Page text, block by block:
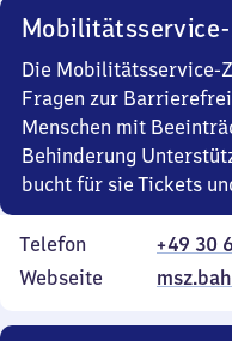
Die Mobilitätsservice-
Fragen zur
Menschen mit
Behinderung
bucht für sie Tickets
Telefon
+49 30
Webseite